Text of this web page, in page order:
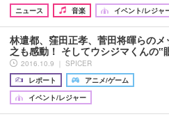
ニュース
音楽 イベント/レジャ
林遣都、窪田正孝、菅田将暉らの
之も感動！ そしてウシジマくんの
2016.10.9 ｜ SPICER
レポート
アニメ/ゲーム
イベント/レジャー